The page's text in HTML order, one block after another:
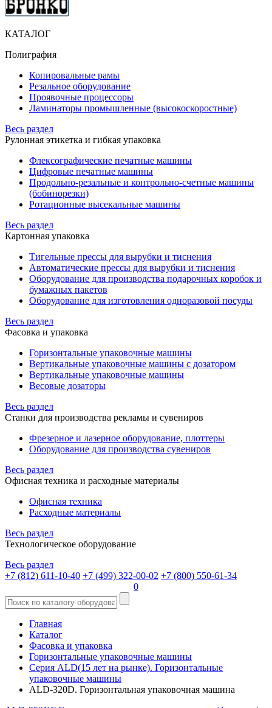
КАТАЛОГ
Полиграфия
Копировальные рамы
Резальное оборудование
Проявочные процессоры
Ламинаторы промышленные (высокоскоростные)
Весь раздел
Рулонная этикетка и гибкая упаковка
Флексографические печатные машины
Цифровые печатные машины
Продольно-резальные и контрольно-счетные машины
(бобинорезки)
Ротационные высекальные машины
Весь раздел
Картонная упаковка
Тигельные прессы для вырубки и тиснения
Автоматические прессы для вырубки и тиснения
Оборудование для производства подарочных коробок и
бумажных пакетов
Оборудование для изготовления одноразовой посуды
Весь раздел
Фасовка и упаковка
Горизонтальные упаковочные машины
Вертикальные упаковочные машины с дозатором
Вертикальные упаковочные машины
Весовые дозаторы
Весь раздел
Станки для производства рекламы и сувениров
Фрезерное и лазерное оборудование, плоттеры
Оборудование для производства сувениров
Весь раздел
Офисная техника и расходные материалы
Офисная техника
Расходные материалы
Весь раздел
Технологическое оборудование
Весь раздел
+7 (812) 611-10-40 +7 (499) 322-00-02 +7 (800) 550-61-34
0
Главная
Каталог
Фасовка и упаковка
Горизонтальные упаковочные машины
Серия ALD(15 лет на рынке). Горизонтальные
упаковочные машины
ALD-320D. Горизонтальная упаковочная машина